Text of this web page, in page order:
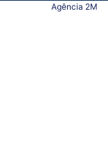
Agência 2M